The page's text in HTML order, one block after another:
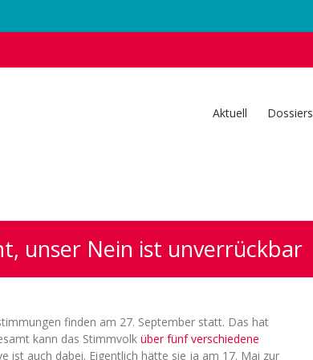
Aktuell Dossiers
unser Nein ist unverrückbar
finden am 27. September statt. Das hat
kann das Stimmvolk über fünf verschiedene
ist auch dabei. Eigentlich hätte sie ja am 17. Mai zur